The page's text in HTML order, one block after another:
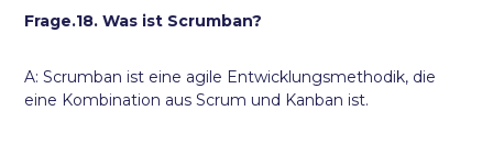
Frage.18. Was ist Scrumban?
A: Scrumban ist eine agile Entwicklungsmethodik, die
eine Kombination aus Scrum und Kanban ist.